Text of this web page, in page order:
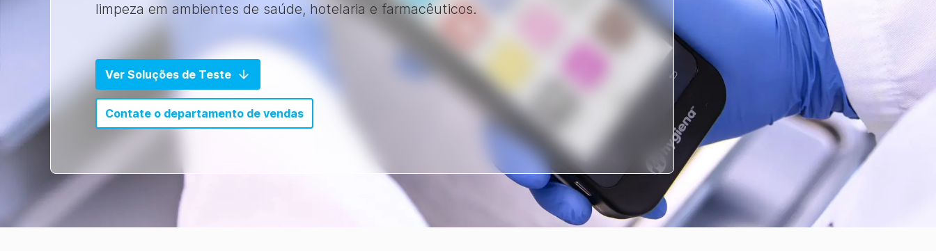
limpeza em ambientes de saúde, hotelaria e farmacêuticos.
Ver Soluções de Teste
Contate o departamento de vendas